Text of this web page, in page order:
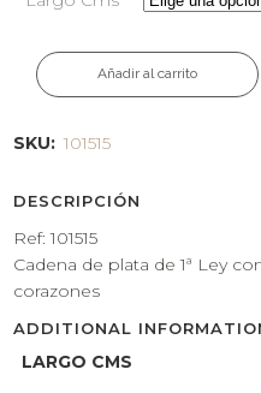
Añadir al carrito
SKU: 101515
DESCRIPCIÓN
Ref: 101515
Cadena de plata de 1ª Ley
corazones
ADDITIONAL
LARGO CMS